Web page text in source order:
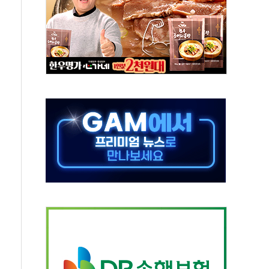
…수도권 집중 완화 전환점"
… "전폭적 공급 확대·속도전 총력"
태양광주 급등
도 놀랍지 않아"
양광 착공…여의도 1.6배 규모
...금융주 낙폭 커